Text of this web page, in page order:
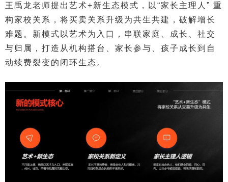
王禹龙老师提出艺术+新生态模式，以“家长主理人” 重
构家校关系，将买卖关系升级为共生共建，破解增长
难题。新模式以艺术为入口，串联家庭、成长、社交
与归属，打造从机构搭台、家长参与、孩子成长到自
动续费裂变的闭环生态。